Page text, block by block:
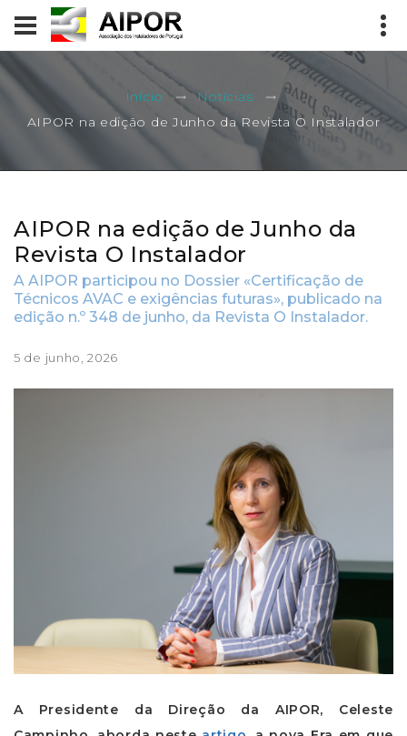
Início
Notícias
AIPOR na edição de Junho da Revista O Instalador
AIPOR na edição de Junho da
Revista O Instalador
A AIPOR participou no Dossier «Certificação de
Técnicos AVAC e exigências futuras», publicado na
edição n.º 348 de junho, da Revista O Instalador.
5 de junho, 2026
A Presidente da Direção da AIPOR, Celeste